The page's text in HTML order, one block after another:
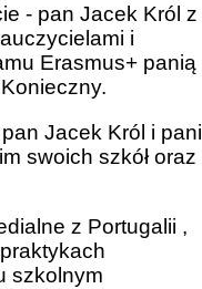
- pan Jacek Król z
i
Erasmus+ panią
Jacek Król i pani
swoich szkół oraz
z Portugalii ,
szkolnym